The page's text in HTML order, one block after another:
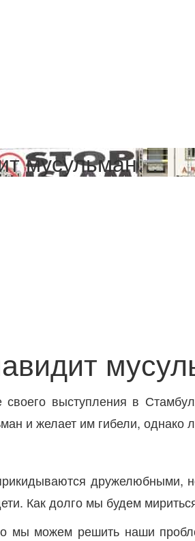
мусульман…
своего выступления в
и желает им гибели, однако
дружелюбными,
Как долго мы будем
мы можем решить наши